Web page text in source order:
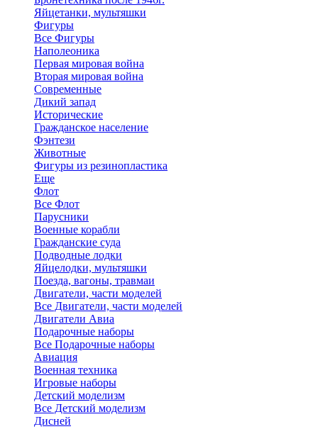
Яйцетанки, мультяшки
Фигуры
Все Фигуры
Наполеоника
Первая мировая война
Вторая мировая война
Современные
Дикий запад
Исторические
Гражданское население
Фэнтези
Животные
Фигуры из резинопластика
Еще
Флот
Все Флот
Парусники
Военные корабли
Гражданские суда
Подводные лодки
Яйцелодки, мультяшки
Поезда, вагоны, травмаи
Двигатели, части моделей
Все Двигатели, части моделей
Двигатели Авиа
Подарочные наборы
Все Подарочные наборы
Авиация
Военная техника
Игровые наборы
Детский моделизм
Все Детский моделизм
Дисней